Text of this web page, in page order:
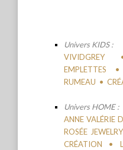
Univers KIDS :
VIVIDGREY
EMPLETTES •
RUMEAU •
Univers HOME :
ANNE VALÉRIE
ROSÉE JEWELRY
CRÉATION •